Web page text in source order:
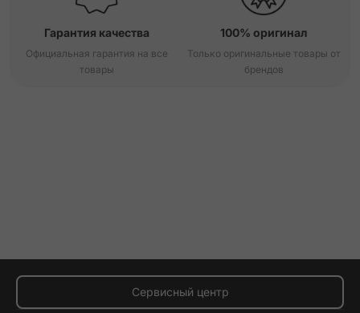
Гарантия качества
Официальная гарантия на все
товары
100% оригинал
Только оригинальные товары от
брендов
Сервисный центр